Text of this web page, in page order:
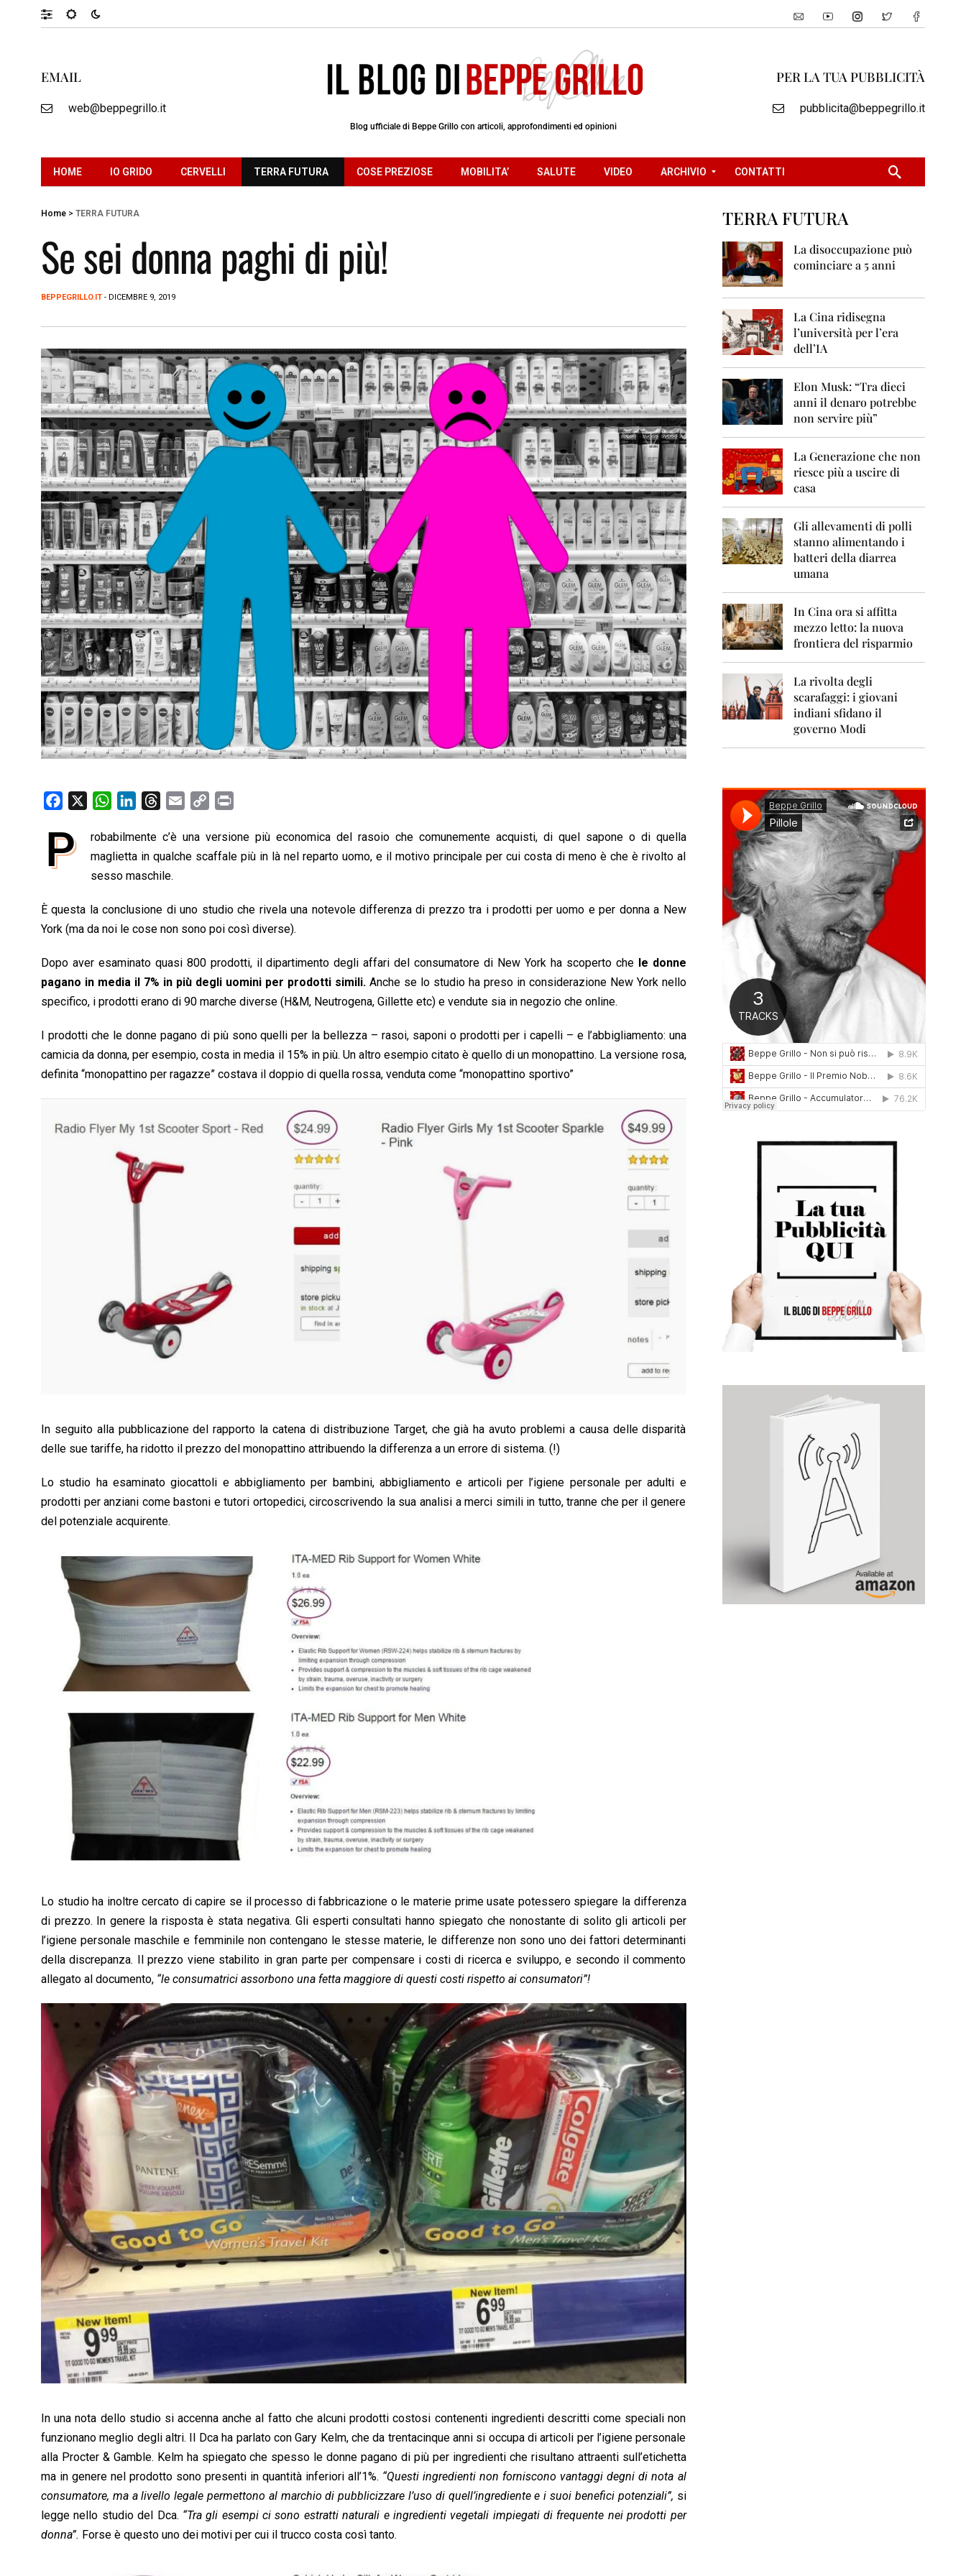
EMAIL
web@beppegrillo.it
Blog ufficiale di Beppe Grillo con articoli, approfondimenti ed opinioni
PER LA TUA PUBBLICITÀ
pubblicita@beppegrillo.it
HOME IO GRIDO CERVELLI TERRA FUTURA COSE PREZIOSE MOBILITA’ SALUTE VIDEO ARCHIVIO
2
0
0
7
2
0
0
8
2
0
0
9
2
0
1
0
2
0
1
1
2
0
1
2
2
0
1
0
2
0
CONTATTI
Home > TERRA FUTURA
Se sei donna paghi di più!
BEPPEGRILLO.IT - DICEMBRE 9, 2019
c
e
o
k
W
a
t
s
p
p
n
k
e
I
n
r
e
a
s
a
i
p
y
n
k
i
n
P
robabilmente c’è una versione più economica del rasoio che comunemente acquisti, di quel sapone o di quella
maglietta in qualche scaffale più in là nel reparto uomo, e il motivo principale per cui costa di meno è che è rivolto al
sesso maschile.
È questa la conclusione di uno studio che rivela una notevole differenza di prezzo tra i prodotti per uomo e per donna a New
York (ma da noi le cose non sono poi così diverse).
Dopo aver esaminato quasi 800 prodotti, il dipartimento degli affari del consumatore di New York ha scoperto che le donne
pagano in media il 7% in più degli uomini per prodotti simili. Anche se lo studio ha preso in considerazione New York nello
specifico, i prodotti erano di 90 marche diverse (H&M, Neutrogena, Gillette etc) e vendute sia in negozio che online.
I prodotti che le donne pagano di più sono quelli per la bellezza – rasoi, saponi o prodotti per i capelli – e l’abbigliamento: una
camicia da donna, per esempio, costa in media il 15% in più. Un altro esempio citato è quello di un monopattino. La versione rosa,
definita “monopattino per ragazze” costava il doppio di quella rossa, venduta come “monopattino sportivo”
In seguito alla pubblicazione del rapporto la catena di distribuzione Target, che già ha avuto problemi a causa delle disparità
delle sue tariffe, ha ridotto il prezzo del monopattino attribuendo la differenza a un errore di sistema. (!)
Lo studio ha esaminato giocattoli e abbigliamento per bambini, abbigliamento e articoli per l’igiene personale per adulti e
prodotti per anziani come bastoni e tutori ortopedici, circoscrivendo la sua analisi a merci simili in tutto, tranne che per il genere
del potenziale acquirente.
Lo studio ha inoltre cercato di capire se il processo di fabbricazione o le materie prime usate potessero spiegare la differenza
di prezzo. In genere la risposta è stata negativa. Gli esperti consultati hanno spiegato che nonostante di solito gli articoli per
l’igiene personale maschile e femminile non contengano le stesse materie, le differenze non sono uno dei fattori determinanti
della discrepanza. Il prezzo viene stabilito in gran parte per compensare i costi di ricerca e sviluppo, e secondo il commento
allegato al documento, “le consumatrici assorbono una fetta maggiore di questi costi rispetto ai consumatori”!
In una nota dello studio si accenna anche al fatto che alcuni prodotti costosi contenenti ingredienti descritti come speciali non
funzionano meglio degli altri. Il Dca ha parlato con Gary Kelm, che da trentacinque anni si occupa di articoli per l’igiene personale
alla Procter & Gamble. Kelm ha spiegato che spesso le donne pagano di più per ingredienti che risultano attraenti sull’etichetta
ma in genere nel prodotto sono presenti in quantità inferiori all’1%. “Questi ingredienti non forniscono vantaggi degni di nota al
consumatore, ma a livello legale permettono al marchio di pubblicizzare l’uso di quell’ingrediente e i suoi benefici potenziali”, si
legge nello studio del Dca. “Tra gli esempi ci sono estratti naturali e ingredienti vegetali impiegati di frequente nei prodotti per
donna”. Forse è questo uno dei motivi per cui il trucco costa così tanto.
TERRA FUTURA
La disoccupazione può
cominciare a 5 anni
La Cina ridisegna
l’università per l’era
dell’IA
Elon Musk: “Tra dieci
anni il denaro potrebbe
non servire più”
La Generazione che non
riesce più a uscire di
casa
Gli allevamenti di polli
stanno alimentando i
batteri della diarrea
umana
In Cina ora si affitta
mezzo letto: la nuova
frontiera del risparmio
La rivolta degli
scarafaggi: i giovani
indiani sfidano il
governo Modi